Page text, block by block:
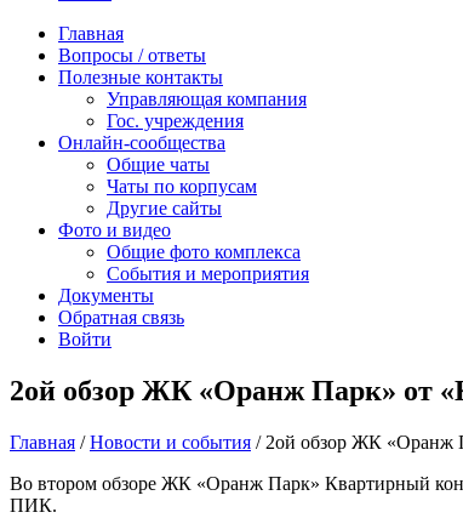
Главная
Вопросы / ответы
Полезные контакты
Управляющая компания
Гос. учреждения
Онлайн-сообщества
Общие чаты
Чаты по корпусам
Другие сайты
Фото и видео
Общие фото комплекса
События и мероприятия
Документы
Обратная связь
Войти
2ой обзор ЖК «Оранж Парк» от
Главная /Новости и события / 2ой обзор ЖК «Оранж
Во втором обзоре ЖК «Оранж Парк» Квартирный
ПИК.